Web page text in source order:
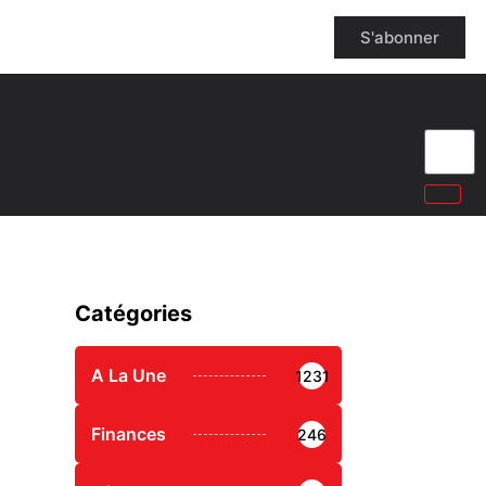
S'abonner
Catégories
A La Une 1231
Finances 246